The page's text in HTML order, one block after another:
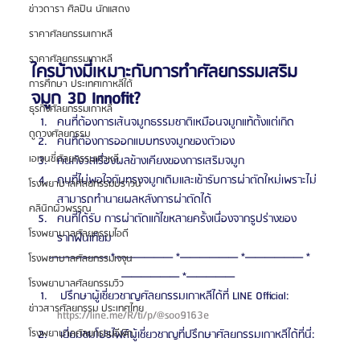
ข่าวดารา ศิลปิน นักแสดง
ราคาศัลยกรรมเกาหลี
ราคาศัลยกรรมเกาหลี
การศึกษา ประเทศเกาหลีใต้
ธุรกิจศัลยกรรมเกาหลี
ดูดวงศัลยกรรม
เอเจนซี่ศัลยกรรมเกาหลี
โรงพยาบาลศัลยกรรมบราวน์
คลินิกผิวพรรณ
โรงพยาบาลศัลยกรรมไอดี
โรงพยาบาลศัลยกรรมเจจุน
โรงพยาบาลศัลยกรรมวิว
ข่าวสารศัลยกรรม ประเทศไทย
โรงพยาบาลศัลยกรรมอีพิก
ใครบ้างมี่เหมาะกับการทำศัลยกรรมเสริม
จมูก 3D Innofit?
คนที่ต้องการเส้นจมูกธรรมชาติเหมือนจมูกแท้ตั้งแต่เกิด
คนที่ต้องการออกแบบทรงจมูกของตัวเอง
คนกังวลเรื่องผลข้างเคียงของการเสริมจมูก
คนที่ไม่พอใจกับทรงจมูกเดิมและเข้ารับการผ่าตัดใหม่เพราะไม่
สามารถทำนายผลหลังการผ่าตัดได้
คนที่ได้รับ การผ่าตัดแก้ไขหลายครั้งเนื่องจากรูปร่างของ
รากฟันเทียม
—————— *—————— *—————— *—————— *
—————— *—————
ปรึกษาผู้เชี่ยวชาญศัลยกรรมเกาหลีได้ที่ LINE Official:
https://line.me/R/ti/p/@soo9163e
เยี่ยมชมโปรไฟล์ผู้เชี่ยวชาญที่ปรึกษาศัลยกรรมเกาหลีได้ที่นี่: